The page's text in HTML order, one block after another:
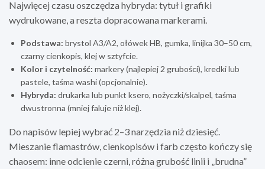
Najwięcej czasu oszczędza hybryda: tytuł i grafiki
wydrukowane, a reszta dopracowana markerami.
Podstawa: brystol A3/A2, ołówek HB, gumka, linijka 30–50 cm,
czarny cienkopis, klej w sztyfcie.
Kolor i czytelność: markery (najlepiej 2 grubości), kredki lub
pastele, taśma washi (opcjonalnie).
Hybryda: drukarka lub punkt ksero, nożyczki/skalpel, taśma
dwustronna (mniej faluje niż klej).
Do napisów lepiej wybrać 2–3 narzędzia niż dziesięć.
Mieszanie flamastrów, cienkopisów i farb często kończy się
chaosem: inne odcienie czerni, różna grubość linii i „brudna”